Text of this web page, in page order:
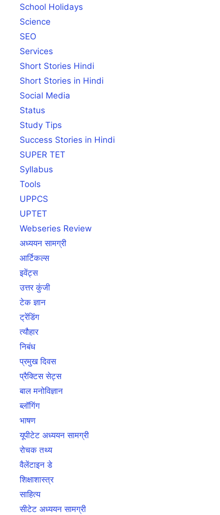
School Holidays
Science
SEO
Services
Short Stories Hindi
Short Stories in Hindi
Social Media
Status
Study Tips
Success Stories in Hindi
SUPER TET
Syllabus
Tools
UPPCS
UPTET
Webseries Review
अध्ययन सामग्री
आर्टिकल्स
इवेंट्स
उत्तर कुंजी
टेक ज्ञान
ट्रेंडिंग
त्यौहार
निबंध
प्रमुख दिवस
प्रैक्टिस सेट्स
बाल मनोविज्ञान
ब्लॉगिंग
भाषण
यूपीटेट अध्ययन सामग्री
रोचक तथ्य
वैलेंटाइन डे
शिक्षाशास्त्र
साहित्य
सीटेट अध्ययन सामग्री